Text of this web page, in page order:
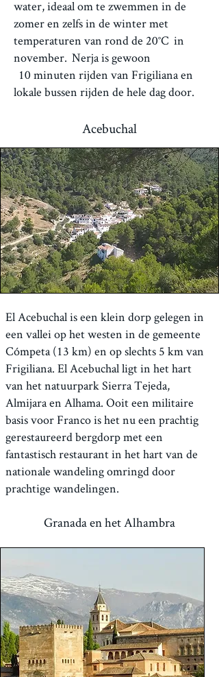
water, ideaal om te zwemmen in de
zomer en zelfs in de winter met
temperaturen van rond de 20°C in
november. Nerja is gewoon
10 minuten rijden van Frigiliana en
lokale bussen rijden de hele dag door.
Acebuchal
El Acebuchal is een klein dorp gelegen in
een vallei op het westen in de gemeente
Cómpeta (13 km) en op slechts 5 km van
Frigiliana. El Acebuchal ligt in het hart
van het natuurpark Sierra Tejeda,
Almijara en Alhama. Ooit een militaire
basis voor Franco is het nu een prachtig
gerestaureerd bergdorp met een
fantastisch restaurant in het hart van de
nationale wandeling omringd door
prachtige wandelingen.
Granada en het Alhambra